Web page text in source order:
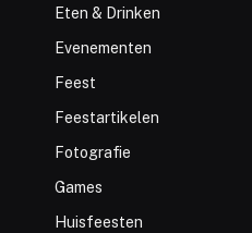
Eten & Drinken
Evenementen
Feest
Feestartikelen
Fotografie
Games
Huisfeesten